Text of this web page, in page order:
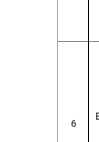
6